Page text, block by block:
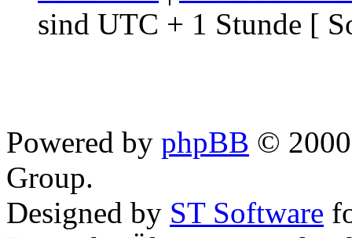
sind UTC + 1 Stunde [
Powered by phpBB ©
Group.
Designed by ST Software